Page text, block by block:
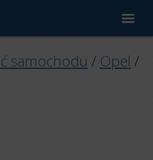
samochodu
samochodu / Opel /